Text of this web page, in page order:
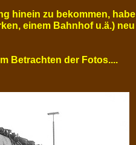
hinein zu bekommen, habe
einem Bahnhof u.ä.) neu
Betrachten der Fotos....